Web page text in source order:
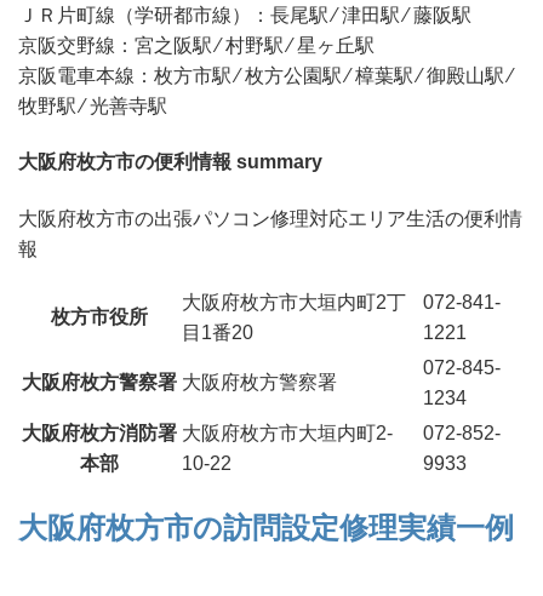
ＪＲ片町線（学研都市線）
： 長尾駅⁄津田駅⁄藤阪駅
京阪交野線：宮之阪駅 ⁄ 村野駅 ⁄ 星ヶ丘駅
京阪電車本線：枚方市駅 ⁄ 枚方公園駅 ⁄ 樟葉駅 ⁄ 御殿山駅 ⁄
牧野駅 ⁄ 光善寺駅
大阪府枚方市の便利情報 summary
大阪府枚方市の出張パソコン修理対応エリア生活の便利情
報
枚方市役所
大阪府枚方市大垣内町2丁
目1番20
072-841-
1221
大阪府枚方警察署 大阪府枚方警察署
072-845-
1234
大阪府枚方消防署
本部
大阪府枚方市大垣内町2-
10-22
072-852-
9933
大阪府枚方市の訪問設定修理実績一例